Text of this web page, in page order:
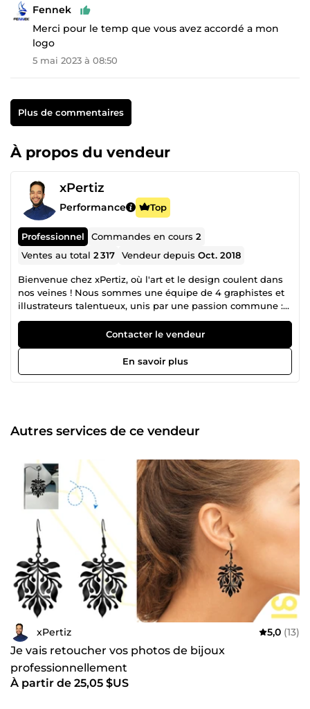
Fennek
Merci pour le temp que vous avez accordé a mon
logo
5 mai 2023 à 08:50
Plus de commentaires
À propos du vendeur
xPertiz
Performance Top
Professionnel Commandes en cours2
Ventes au total2 317 Vendeur depuisOct. 2018
Bienvenue chez xPertiz, où l'art et le design coulent dans
nos veines ! Nous sommes une équipe de 4 graphistes et
illustrateurs talentueux, unis par une passion commune :
transformer des idées en œuvres d'art qui marquent les
esprits et communiquent avec impact. Notre objectif ?
Livrer des résultats qui surpassent vos attentes et donnent
à votre marque ou projet l’impact visuel qu’il mérite. Avec
plus de 10 ans d'expérience, nous maîtrisons l'art de
captivant, ou une miniature YouTube qui attire
instantanément. Et ce n’est pas tout ! De la mascotte
à la bannière saisissante, nous mettons tout en œuvre
pour livrer un résultat qui dépasse vos attentes. Vous avez
une vision et besoin de faire passer vos projets au niveau
supérieur ? Nous sommes là pour la concrétiser à travers
des designs qui marquent, qui parlent et qui restent.
Contacter le vendeur
En savoir plus
Autres services de ce vendeur
xPertiz 5,0 (13)
Je vais retoucher vos photos de bijoux
professionnellement
À partir de 25,05 $US